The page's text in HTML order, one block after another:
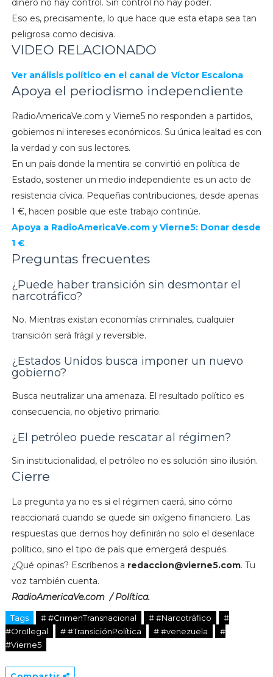
dinero no hay control. Sin control no hay poder.
Eso es, precisamente, lo que hace que esta etapa sea tan
peligrosa como decisiva.
VIDEO RELACIONADO
Ver análisis político en el canal de Víctor Escalona
Apoya el periodismo independiente
RadioAmericaVe.com y Vierne5 no responden a partidos,
gobiernos ni intereses económicos. Su única lealtad es con
la verdad y con sus lectores.
En un país donde la mentira se convirtió en política de
Estado, sostener un medio independiente es un acto de
resistencia cívica. Pequeñas contribuciones, desde apenas
1 €, hacen posible que este trabajo continúe.
Apoya a RadioAmericaVe.com y Vierne5: Donar desde
1 €
Preguntas frecuentes
¿Puede haber transición sin desmontar el
narcotráfico?
No. Mientras existan economías criminales, cualquier
transición será frágil y reversible.
¿Estados Unidos busca imponer un nuevo
gobierno?
Busca neutralizar una amenaza. El resultado político es
consecuencia, no objetivo primario.
¿El petróleo puede rescatar al régimen?
Sin institucionalidad, el petróleo no es solución sino ilusión.
Cierre
La pregunta ya no es si el régimen caerá, sino cómo
reaccionará cuando se quede sin oxígeno financiero. Las
respuestas que demos hoy definirán no solo el desenlace
político, sino el tipo de país que emergerá después.
¿Qué opinas? Escríbenos a redaccion@vierne5.com. Tu
voz también cuenta.
RadioAmericaVe.com / Política.
Tags # #CrimenTransnacional # #Narcotráfico
#
#OroIlegal
# #TransiciónPolítica # #venezuela
#
#Vierne5